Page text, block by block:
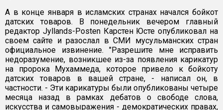
А в конце января в исламских странах начался бойкот
датских товаров. В понедельник вечером главный
редактор Jyllands-Posten Карстен Юсте опубликовал на
своем сайте и разослал в СМИ мусульманских стран
официальное извинение. "Разрешите мне исправить
недоразумение, возникшее из-за появления карикатур
на пророка Мухаммеда, которое привело к бойкоту
датских товаров в вашей стране, - написал он, в
частности. - Эти карикатуры были опубликованы четыре
месяца назад в рамках дебатов о свободе слова,
искусства и самовыражения - демократических правах,